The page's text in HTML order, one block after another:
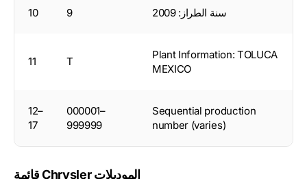
10 9 سنة الطراز: 2009
11 T
Plant Information: TOLUCA
MEXICO
12–
17
000001–
999999
Sequential production
number (varies)
قائمة Chrysler الموديلات